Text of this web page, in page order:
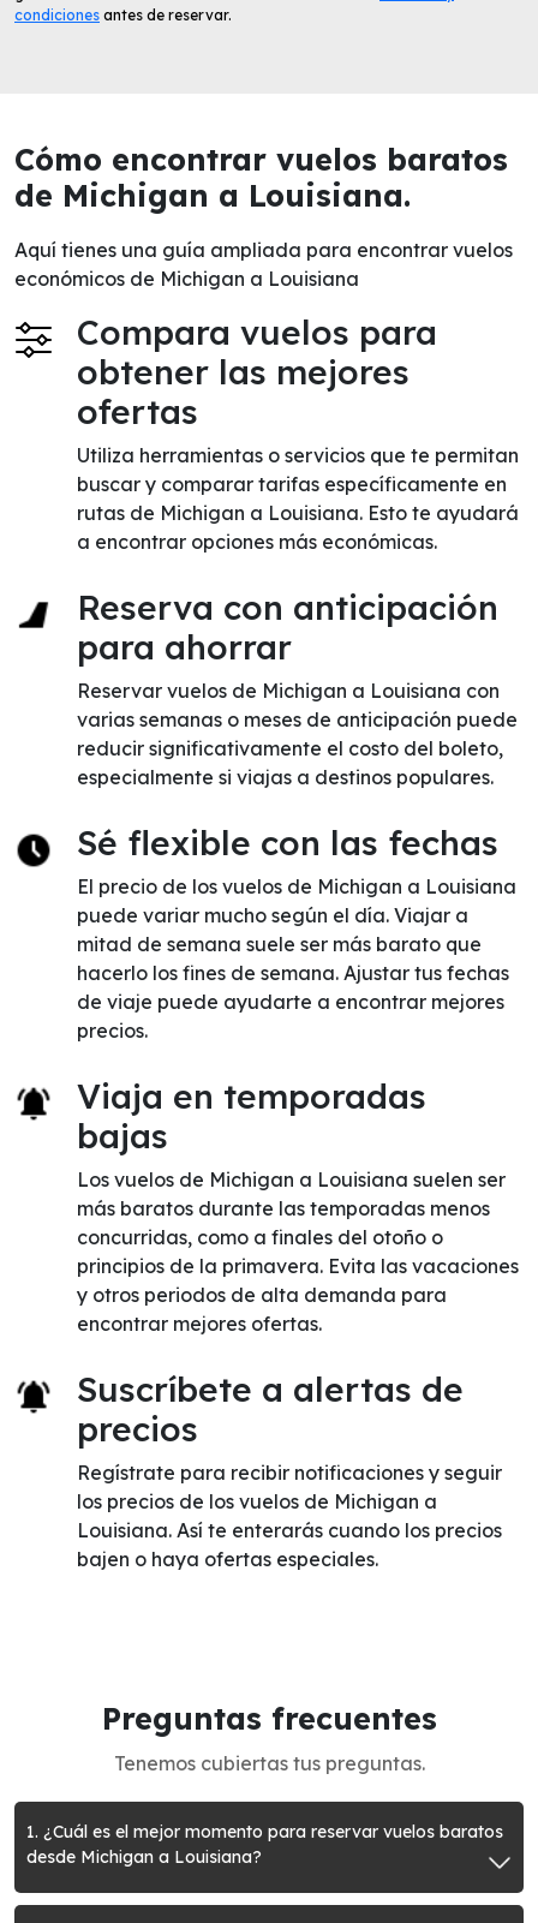
condiciones antes de reservar.
Cómo encontrar vuelos baratos
de Michigan a Louisiana.
Aquí tienes una guía ampliada para encontrar vuelos
económicos de Michigan a Louisiana
Compara vuelos para
obtener las mejores
ofertas
Utiliza herramientas o servicios que te permitan
buscar y comparar tarifas específicamente en
rutas de Michigan a Louisiana. Esto te ayudará
a encontrar opciones más económicas.
Reserva con anticipación
para ahorrar
Reservar vuelos de Michigan a Louisiana con
varias semanas o meses de anticipación puede
reducir significativamente el costo del boleto,
especialmente si viajas a destinos populares.
Sé flexible con las fechas
El precio de los vuelos de Michigan a Louisiana
puede variar mucho según el día. Viajar a
mitad de semana suele ser más barato que
hacerlo los fines de semana. Ajustar tus fechas
de viaje puede ayudarte a encontrar mejores
precios.
Viaja en temporadas
bajas
Los vuelos de Michigan a Louisiana suelen ser
más baratos durante las temporadas menos
concurridas, como a finales del otoño o
principios de la primavera. Evita las vacaciones
y otros periodos de alta demanda para
encontrar mejores ofertas.
Suscríbete a alertas de
precios
Regístrate para recibir notificaciones y seguir
los precios de los vuelos de Michigan a
Louisiana. Así te enterarás cuando los precios
bajen o haya ofertas especiales.
Preguntas frecuentes
Tenemos cubiertas tus preguntas.
1. ¿Cuál es el mejor momento para reservar vuelos baratos
desde Michigan a Louisiana?